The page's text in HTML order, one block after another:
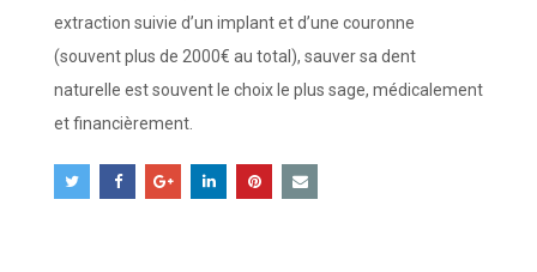
extraction suivie d’un implant et d’une couronne
(souvent plus de 2000€ au total), sauver sa dent
naturelle est souvent le choix le plus sage, médicalement
et financièrement.